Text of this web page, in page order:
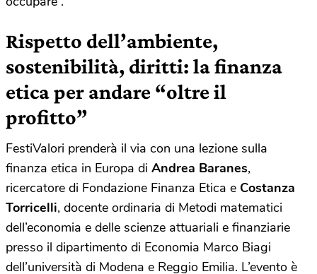
Rispetto dell’ambiente,
sostenibilità, diritti: la finanza
etica per andare “oltre il
profitto”
FestiValori prenderà il via con una lezione sulla
finanza etica in Europa di Andrea Baranes,
ricercatore di Fondazione Finanza Etica e Costanza
Torricelli, docente ordinaria di Metodi matematici
dell’economia e delle scienze attuariali e finanziarie
presso il dipartimento di Economia Marco Biagi
dell’università di Modena e Reggio Emilia. L’evento è